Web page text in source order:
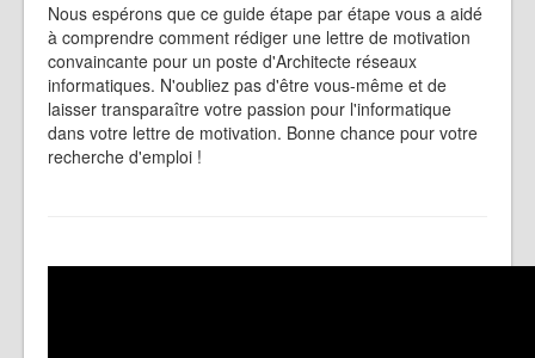
Nous espérons que ce guide étape par étape vous a aidé
à comprendre comment rédiger une lettre de motivation
convaincante pour un poste d'Architecte réseaux
informatiques. N'oubliez pas d'être vous-même et de
laisser transparaître votre passion pour l'informatique
dans votre lettre de motivation. Bonne chance pour votre
recherche d'emploi !